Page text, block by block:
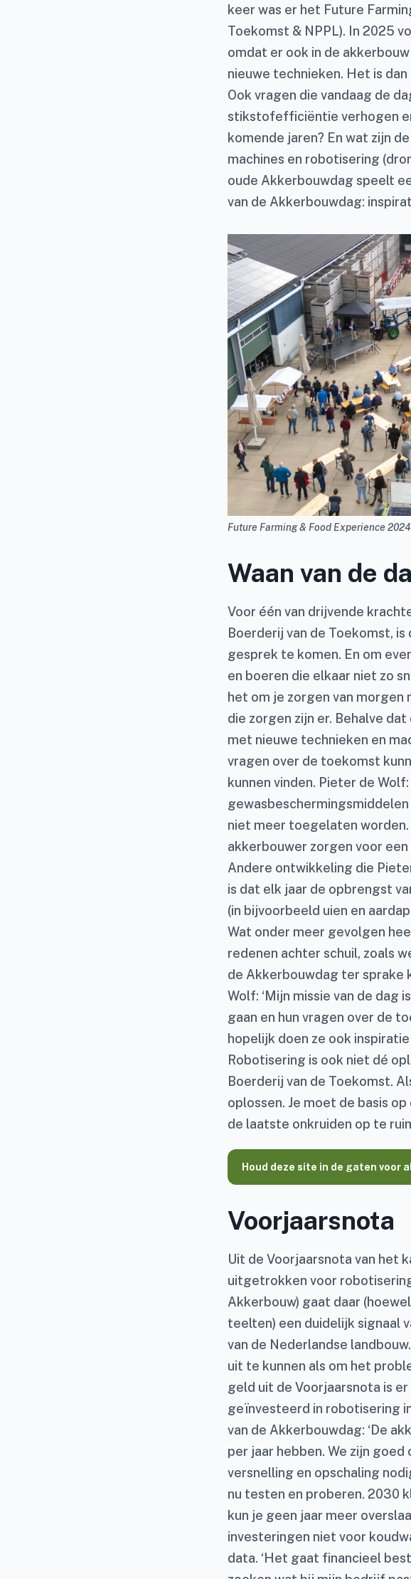
keer was er het Future
Toekomst & NPPL). In 2025
omdat er ook in de
nieuwe technieken. Het is
Ook vragen die vandaag de
stikstofefficiëntie verhogen
komende jaren? En wat zijn
machines en robotisering
oude Akkerbouwdag speelt
van de Akkerbouwdag:
Future Farming & Food Experience
Waan van de
Voor één van drijvende
Boerderij van de Toekomst,
gesprek te komen. En om
en boeren die elkaar niet zo
het om je zorgen van morgen
die zorgen zijn er. Behalve
met nieuwe technieken en
vragen over de toekomst
kunnen vinden. Pieter de
niet meer toegelaten worden.
akkerbouwer zorgen voor
Andere ontwikkeling die
is dat elk jaar de opbrengst
(in bijvoorbeeld uien en
Wat onder meer gevolgen
redenen achter schuil, zoals
de Akkerbouwdag ter sprake
Wolf: ‘Mijn missie van de dag
gaan en hun vragen over de
hopelijk doen ze ook
Robotisering is ook niet dé
Boerderij van de Toekomst.
oplossen. Je moet de basis
de laatste onkruiden op te
Houd deze site in de gaten voor
Voorjaarsnota
Uit de Voorjaarsnota van het
uitgetrokken voor
Akkerbouw) gaat daar
teelten) een duidelijk signaal
van de Nederlandse
uit te kunnen als om het
geld uit de Voorjaarsnota is
geïnvesteerd in robotisering
van de Akkerbouwdag: ‘De
per jaar hebben. We zijn
versnelling en opschaling
nu testen en proberen. 2030
kun je geen jaar meer
investeringen niet voor
data. ‘Het gaat financieel